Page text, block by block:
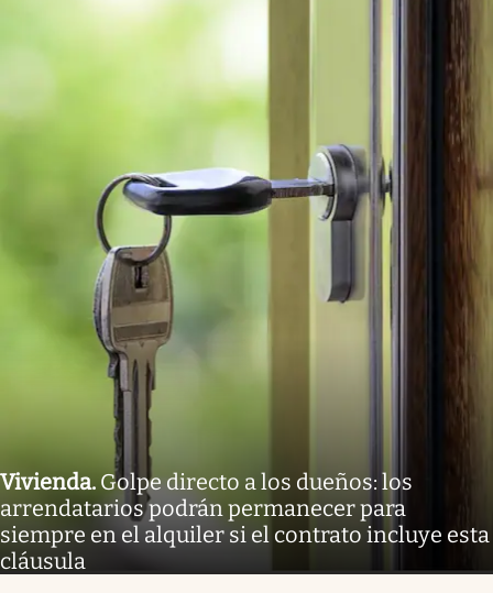
Vivienda. Golpe directo a los dueños: los
arrendatarios podrán permanecer para
siempre en el alquiler si el contrato incluye esta
cláusula